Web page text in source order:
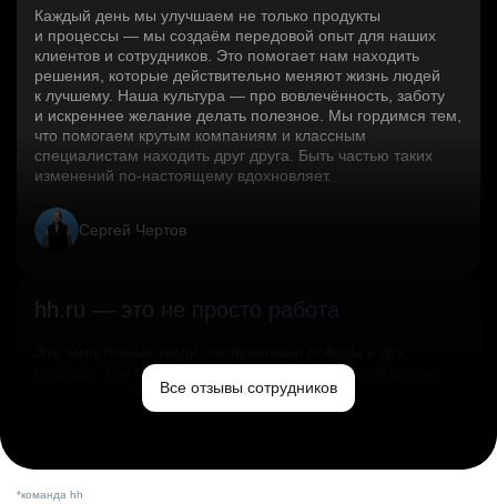
Каждый день мы улучшаем не только продукты
и процессы — мы создаём передовой опыт для наших
клиентов и сотрудников. Это помогает нам находить
решения, которые действительно меняют жизнь людей
к лучшему. Наша культура — про вовлечённость, заботу
и искреннее желание делать полезное. Мы гордимся тем,
что помогаем крутым компаниям и классным
специалистам находить друг друга. Быть частью таких
изменений по‑настоящему вдохновляет.
Сергей Чертов
hh.ru — это не просто работа
свободы. Мы помогаем миру и создаём лучший сервис
по поиску работы в стране.Все отзывы сотрудников
*команда hh